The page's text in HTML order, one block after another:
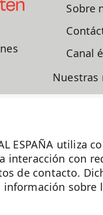
ESPAÑA
interacción con
de contacto.
Sobre
Canal
Nuestras
La